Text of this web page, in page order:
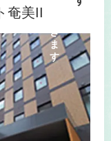
奄美II